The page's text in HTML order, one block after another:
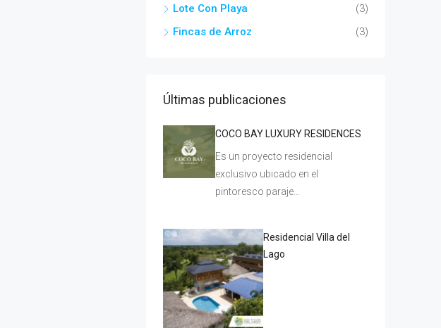
Lote Con Playa
(3)
Fincas de Arroz
(3)
Últimas publicaciones
COCO BAY LUXURY RESIDENCES
Es un proyecto residencial
exclusivo ubicado en el
pintoresco paraje…
Residencial Villa del
Lago